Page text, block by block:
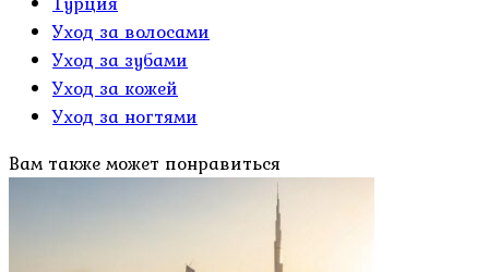
Уход за волосами
Уход за зубами
Уход за кожей
Уход за ногтями
Вам также может понравиться